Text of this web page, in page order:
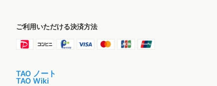
ご利用いただける決済方法
TAO ノート
TAO Wiki